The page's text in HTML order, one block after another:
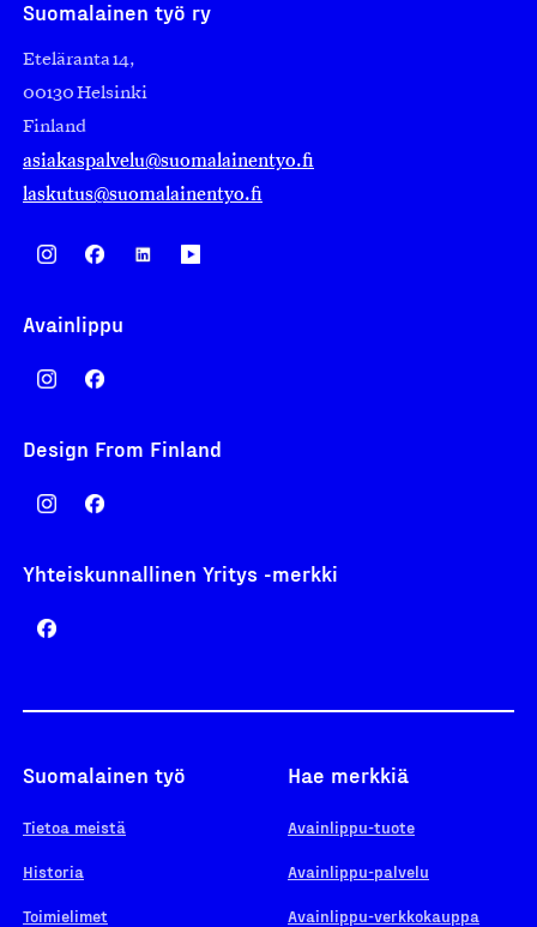
Suomalainen työ ry
Eteläranta 14,
00130 Helsinki
Finland
asiakaspalvelu@suomalainentyo.fi
laskutus@suomalainentyo.fi
Avainlippu
Design From Finland
Yhteiskunnallinen Yritys -merkki
Suomalainen työ
Tietoa meistä
Historia
Toimielimet
Hae merkkiä
Avainlippu-tuote
Avainlippu-palvelu
Avainlippu-verkkokauppa